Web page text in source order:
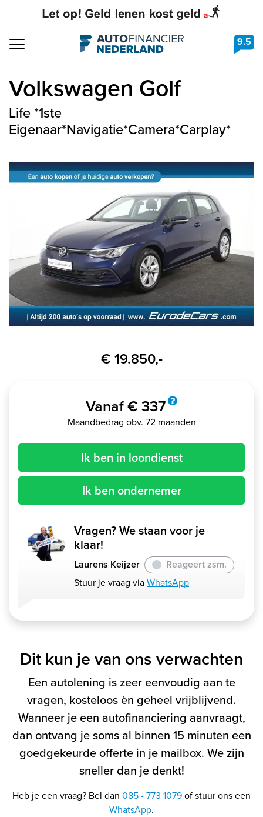
Navigation 9.5
Volkswagen Golf
Life *1ste
Eigenaar*Navigatie*Camera*Carplay*
€ 19.850,-
Vanaf € 337
Maandbedrag obv. 72 maanden
Ik ben in loondienst
Ik ben ondernemer
Vragen? We staan voor je
klaar!
Laurens Keijzer
Reageert zsm.
Stuur je vraag viaWhatsApp
Dit kun je van ons verwachten
Een autolening is zeer eenvoudig aan te
vragen, kosteloos èn geheel vrijblijvend.
Wanneer je een autofinanciering aanvraagt,
dan ontvang je soms al binnen 15 minuten een
goedgekeurde offerte in je mailbox. We zijn
sneller dan je denkt!
Heb je een vraag? Bel dan 085 - 773 1079of stuur ons een
WhatsApp.